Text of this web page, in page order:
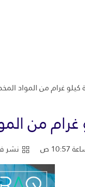
غرام من المواد
من
نشر